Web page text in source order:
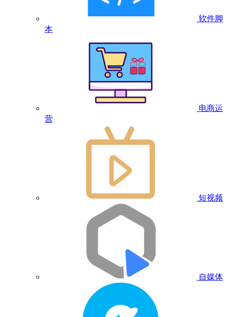
软件脚
本
电商运
营
短视频
自媒体